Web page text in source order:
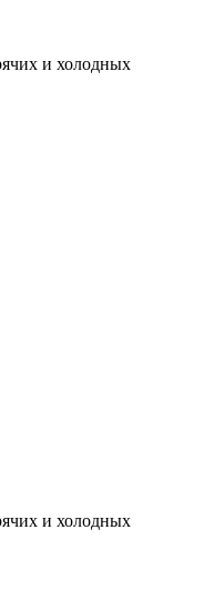
и холодных
и холодных